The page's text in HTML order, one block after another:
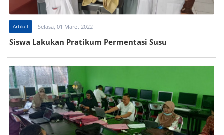
Artikel Selasa, 01 Maret 2022
Siswa Lakukan Pratikum Permentasi Susu